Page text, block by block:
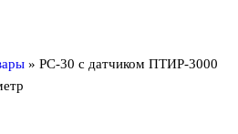
» РС-30 с датчиком ПТИР-3000